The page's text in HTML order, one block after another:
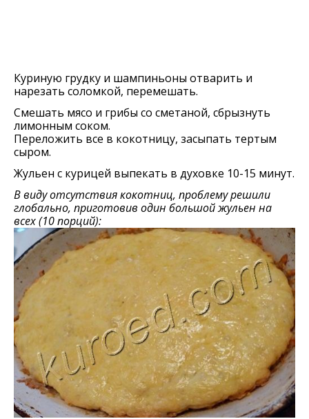
Куриную грудку и шампиньоны отварить и
нарезать соломкой, перемешать.
Смешать мясо и грибы со сметаной, сбрызнуть
лимонным соком.
Переложить все в кокотницу, засыпать тертым
сыром.
Жульен с курицей выпекать в духовке 10-15 минут.
В виду отсутствия кокотниц, проблему решили
глобально, приготовив один большой жульен на
всех (10 порций):